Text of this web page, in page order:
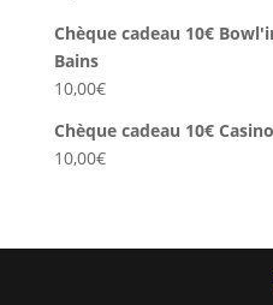
Chèque cadeau 10€
Bains
10,00€
Chèque cadeau 10€
10,00€